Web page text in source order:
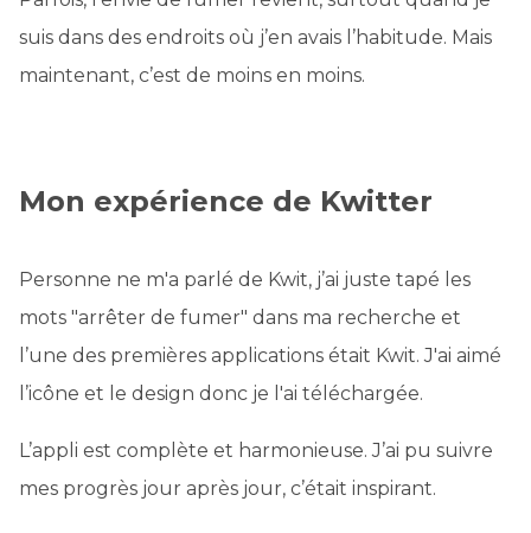
suis dans des endroits où j’en avais l’habitude. Mais
maintenant, c’est de moins en moins.
Mon expérience de Kwitter
Personne ne m'a parlé de Kwit, j’ai juste tapé les
mots "arrêter de fumer" dans ma recherche et
l’une des premières applications était Kwit. J'ai aimé
l’icône et le design donc je l'ai téléchargée.
L’appli est complète et harmonieuse. J’ai pu suivre
mes progrès jour après jour, c’était inspirant.